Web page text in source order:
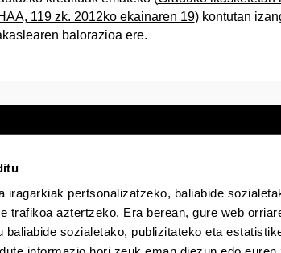
iragarkiak pertsonalizatzeko, baliabide
trafikoa aztertzeko. Era berean, gure web
baliabide sozialetako, publizitateko eta
119 zk. 2012ko ekainaren 19) kontutan
balorazioa ere.
Egoitza elektronikoa Irisgarritasuna